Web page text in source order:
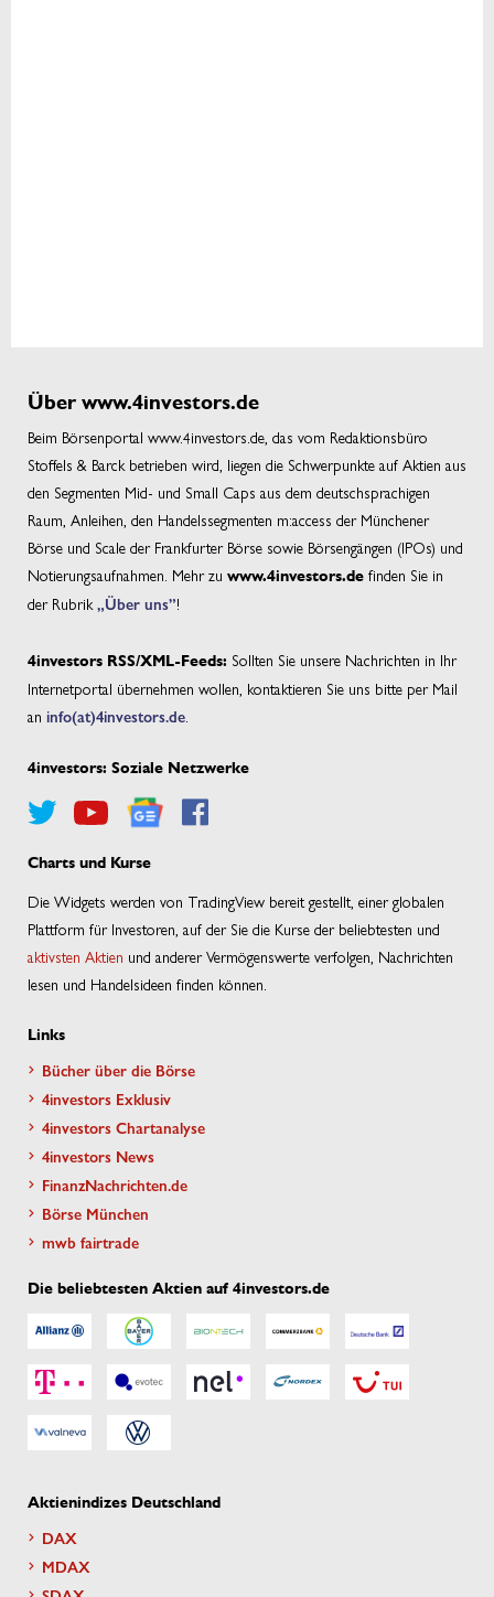
Über www.4investors.de
Beim Börsenportal www.4investors.de, das vom Redaktionsbüro
Stoffels & Barck betrieben wird, liegen die Schwerpunkte auf Aktien aus
den Segmenten Mid- und Small Caps aus dem deutschsprachigen
Raum, Anleihen, den Handelssegmenten m:access der Münchener
Börse und Scale der Frankfurter Börse sowie Börsengängen (IPOs) und
Notierungsaufnahmen. Mehr zu www.4investors.de finden Sie in
der Rubrik„Über uns”!
4investors RSS/XML-Feeds: Sollten Sie unsere Nachrichten in Ihr
Internetportal übernehmen wollen, kontaktieren Sie uns bitte per Mail
an info(at)4investors.de.
4investors: Soziale Netzwerke
Charts und Kurse
Die Widgets werden von TradingView bereit gestellt, einer globalen
Plattform für Investoren, auf der Sie die Kurse der beliebtesten und
aktivsten Aktien und anderer Vermögenswerte verfolgen, Nachrichten
lesen und Handelsideen finden können.
Links
Bücher über die Börse
4investors Exklusiv
4investors Chartanalyse
4investors News
FinanzNachrichten.de
Börse München
mwb fairtrade
Die beliebtesten Aktien auf 4investors.de
Aktienindizes Deutschland
DAX
MDAX